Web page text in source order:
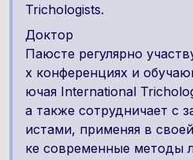
Trichologists.
Доктор
Паюсте регулярно
х конференциях и
ючая International
а также сотрудничает с
истами, применяя в
ке современные методы